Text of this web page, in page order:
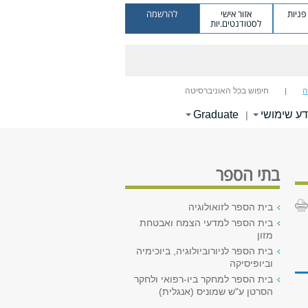
אזור אישי
לסטודנטים.יות
להרשמה
חיפוש בכל האוניברסיטה
שימושי |
Graduate
בתי הספר
בית הספר לזואולוגיה
בית הספר למדעי הצמח ואבטחת
מזון
בית הספר לניורוביולוגיה, ביוכימיה
וביופיסיקה
בית הספר למחקר ביו-רפואי ולחקר
הסרטן ע"ש שמוניס (אנגלית)